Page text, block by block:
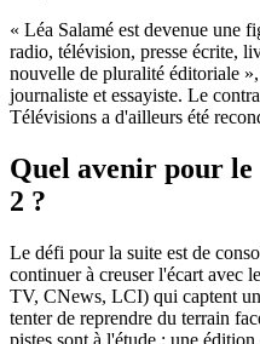
« Léa Salamé est devenue une
radio, télévision, presse écrite,
nouvelle de pluralité éditoriale
journaliste et essayiste. Le
Télévisions a d'ailleurs été
Quel avenir pour le
2 ?
Le défi pour la suite est de
continuer à creuser l'écart avec
TV, CNews, LCI) qui captent
tenter de reprendre du terrain
pistes sont à l'étude : une